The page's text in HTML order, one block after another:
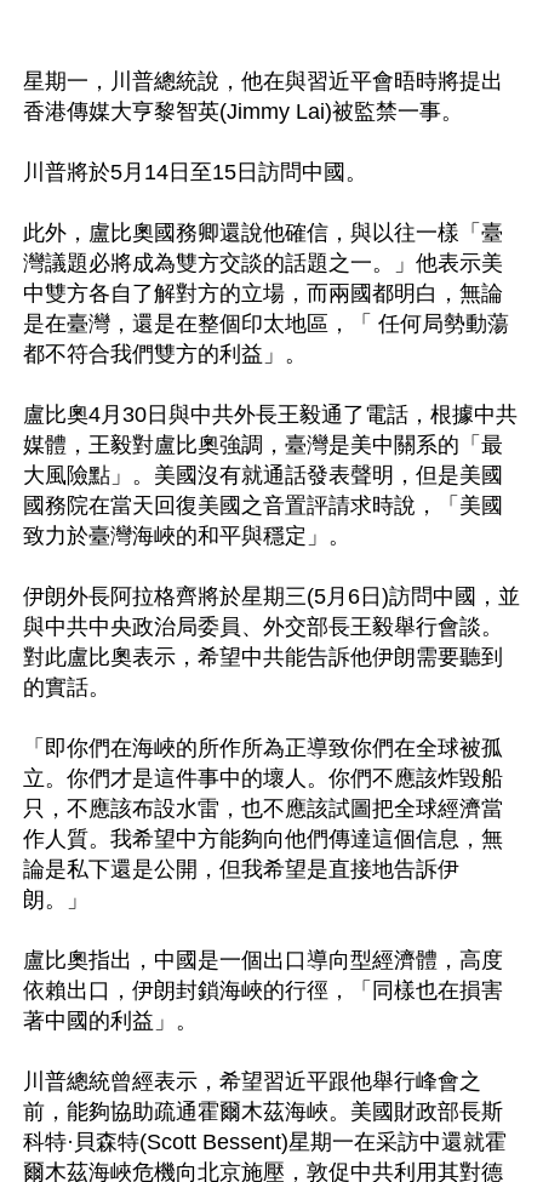
星期一，川普總統說，他在與習近平會晤時將提出
香港傳媒大亨黎智英(Jimmy Lai)被監禁一事。
川普將於5月14日至15日訪問中國。
此外，盧比奧國務卿還說他確信，與以往一樣「臺
灣議題必將成為雙方交談的話題之一。」他表示美
中雙方各自了解對方的立場，而兩國都明白，無論
是在臺灣，還是在整個印太地區，「 任何局勢動蕩
都不符合我們雙方的利益」。
盧比奧4月30日與中共外長王毅通了電話，根據中共
媒體，王毅對盧比奧強調，臺灣是美中關系的「最
大風險點」。美國沒有就通話發表聲明，但是美國
國務院在當天回復美國之音置評請求時說，「美國
致力於臺灣海峽的和平與穩定」。
伊朗外長阿拉格齊將於星期三(5月6日)訪問中國，並
與中共中央政治局委員、外交部長王毅舉行會談。
對此盧比奧表示，希望中共能告訴他伊朗需要聽到
的實話。
「即你們在海峽的所作所為正導致你們在全球被孤
立。你們才是這件事中的壞人。你們不應該炸毀船
只，不應該布設水雷，也不應該試圖把全球經濟當
作人質。我希望中方能夠向他們傳達這個信息，無
論是私下還是公開，但我希望是直接地告訴伊
朗。」
盧比奧指出，中國是一個出口導向型經濟體，高度
依賴出口，伊朗封鎖海峽的行徑，「同樣也在損害
著中國的利益」。
川普總統曾經表示，希望習近平跟他舉行峰會之
前，能夠協助疏通霍爾木茲海峽。美國財政部長斯
科特·貝森特(Scott Bessent)星期一在采訪中還就霍
爾木茲海峽危機向北京施壓，敦促中共利用其對德